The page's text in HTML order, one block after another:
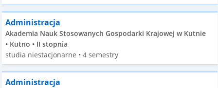
Administracja
Akademia Nauk Stosowanych Gospodarki Krajowej w Kutnie
• Kutno • II stopnia
studia niestacjonarne • 4 semestry
Administracja